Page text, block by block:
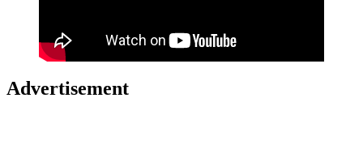
Advertisement